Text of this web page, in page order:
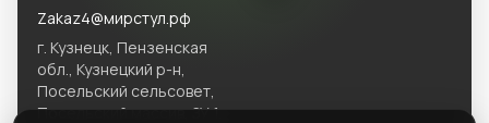
Zakaz4@мирстул.рф
г. Кузнецк, Пензенская
обл., Кузнецкий р-н,
Посельский сельсовет,
Посельский массив, ЗУ 1.